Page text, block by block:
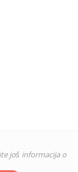
još informacija o